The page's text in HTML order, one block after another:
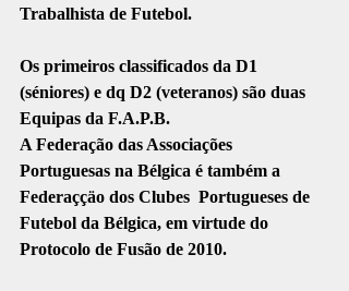
Trabalhista de Futebol.
Os primeiros classificados da D1
(séniores) e dq D2 (veteranos) são duas
Equipas da F.A.P.B.
A Federação das Associações
Portuguesas na Bélgica é também a
Federaççäo dos Clubes  Portugueses de
Futebol da Bélgica, em virtude do
Protocolo de Fusão de 2010.